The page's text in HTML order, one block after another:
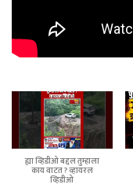
ह्या व्हिडीओ बद्दल तुम्हाला
काय वाटत ? व्हायरल
व्हिडीओ